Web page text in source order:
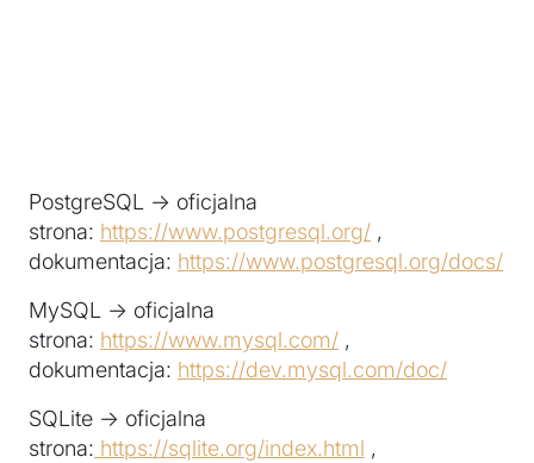
PostgreSQL -> oficjalna
strona: https://www.postgresql.org/ ,
dokumentacja: https://www.postgresql.org/docs/
MySQL -> oficjalna
strona: https://www.mysql.com/ ,
dokumentacja: https://dev.mysql.com/doc/
SQLite -> oficjalna
strona: https://sqlite.org/index.html ,